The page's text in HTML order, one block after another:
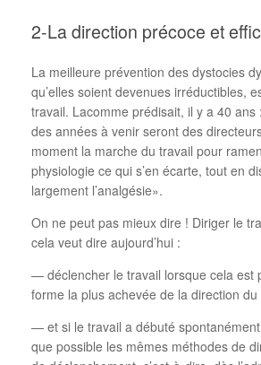
2-La direction précoce et
La meilleure prévention des dystocies
qu’elles soient devenues irréductibles,
travail. Lacomme prédisait, il y a 40 ans
des années à venir seront des
moment la marche du travail pour
physiologie ce qui s’en écarte, tout en
largement l’analgésie».
On ne peut pas mieux dire ! Diriger le
cela veut dire aujourd’hui :
— déclencher le travail lorsque cela est
forme la plus achevée de la direction du
— et si le travail a débuté
que possible les mêmes méthodes de